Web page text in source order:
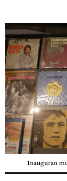
Inauguran